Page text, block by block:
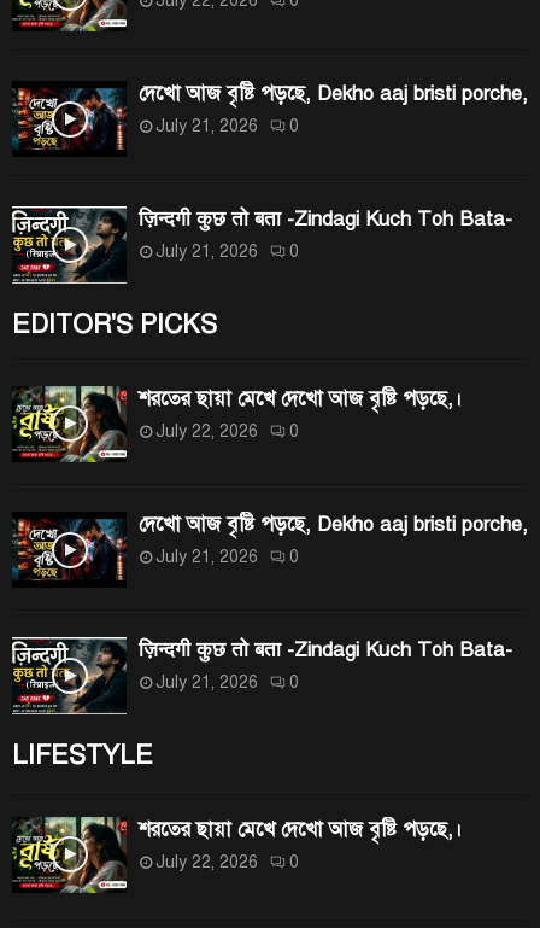
দেখো আজ বৃষ্টি পড়ছে, Dekho aaj bristi porche,
July 21, 2026 0
ज़िन्दगी कुछ तो बता -Zindagi Kuch Toh Bata-
July 21, 2026 0
EDITOR'S PICKS
শরতের ছায়া মেখে দেখো আজ বৃষ্টি পড়ছে,।
July 22, 2026 0
দেখো আজ বৃষ্টি পড়ছে, Dekho aaj bristi porche,
July 21, 2026 0
ज़िन्दगी कुछ तो बता -Zindagi Kuch Toh Bata-
July 21, 2026 0
LIFESTYLE
শরতের ছায়া মেখে দেখো আজ বৃষ্টি পড়ছে,।
July 22, 2026 0